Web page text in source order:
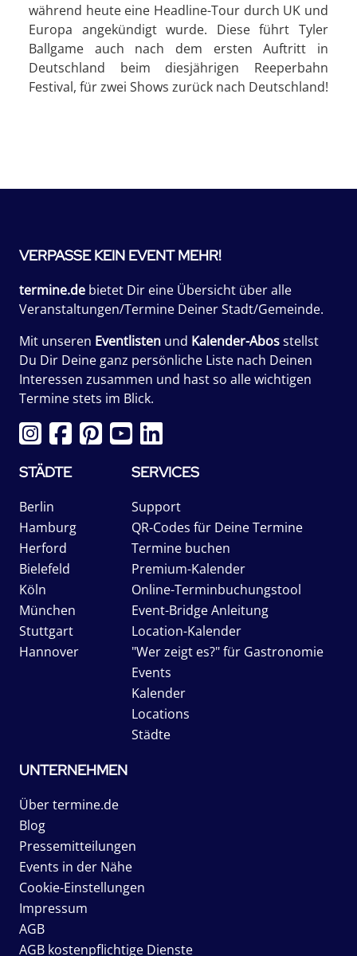
während heute eine Headline-Tour durch UK und
Europa angekündigt wurde. Diese führt Tyler
Ballgame auch nach dem ersten Auftritt in
Deutschland beim diesjährigen Reeperbahn
Festival, für zwei Shows zurück nach Deutschland!
VERPASSE KEIN EVENT MEHR!
termine.de bietet Dir eine Übersicht über alle
Veranstaltungen/Termine Deiner Stadt/Gemeinde.
Mit unseren Eventlisten und Kalender-Abosstellst
Du Dir Deine ganz persönliche Liste nach Deinen
Interessen zusammen und hast so alle wichtigen
Termine stets im Blick.
STÄDTE
Berlin
Hamburg
Herford
Bielefeld
Köln
München
Stuttgart
Hannover
SERVICES
Support
QR-Codes für Deine Termine
Termine buchen
Premium-Kalender
Online-Terminbuchungstool
Event-Bridge Anleitung
Location-Kalender
"Wer zeigt es?" für Gastronomie
Events
Kalender
Locations
Städte
UNTERNEHMEN
Über termine.de
Blog
Pressemitteilungen
Events in der Nähe
Cookie-Einstellungen
Impressum
AGB
AGB kostenpflichtige Dienste